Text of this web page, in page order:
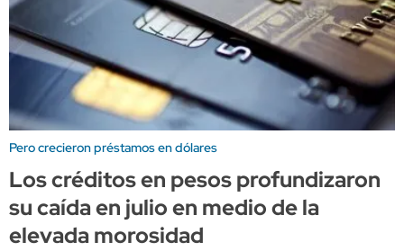
Pero crecieron préstamos en dólares
Los créditos en pesos profundizaron
su caída en julio en medio de la
elevada morosidad